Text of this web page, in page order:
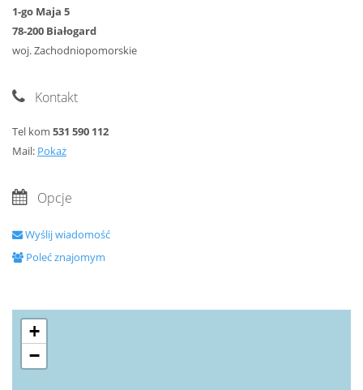
1-go Maja 5
78-200 Białogard
woj. Zachodniopomorskie
Kontakt
Tel kom 531 590 112
Mail: Pokaż
Opcje
Wyślij wiadomość
Poleć znajomym
+
−